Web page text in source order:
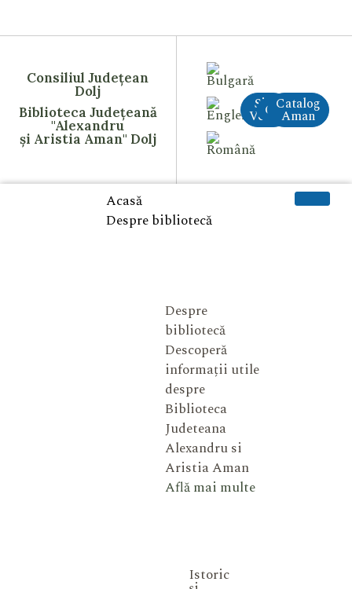
Consiliul Județean
Dolj
Biblioteca Județeană
"Alexandru
și Aristia Aman" Dolj
Site
VechiCreAI
Catalog
Aman
Acasă
Despre bibliotecă
Despre
bibliotecă
Descoperă
informații utile
despre
Biblioteca
Judeteana
Alexandru si
Aristia Aman
Află mai multe
Istoric